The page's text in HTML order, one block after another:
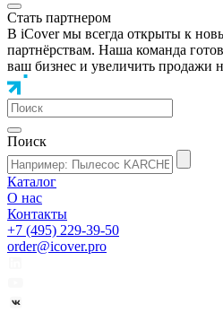
Стать партнером
В iCover мы всегда открыты к
партнёрствам. Наша команда
ваш бизнес и увеличить продажи
Поиск
Каталог
О нас
Контакты
+7 (495) 229-39-50
order@icover.pro